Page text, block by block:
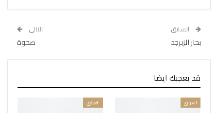
السابق
بحار الزبرجد
التالي
صحوة
قد يعجبك ايضا
العراق العراق